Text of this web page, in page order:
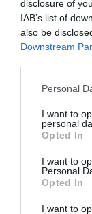
disclosure of
IAB’s list of
also be
Downstream
Please note
not limited to
grant or deny
use your data
consent section.
Personal
I want to
personal
Opted In
I want to
Personal
Opted In
I want to
Senso del